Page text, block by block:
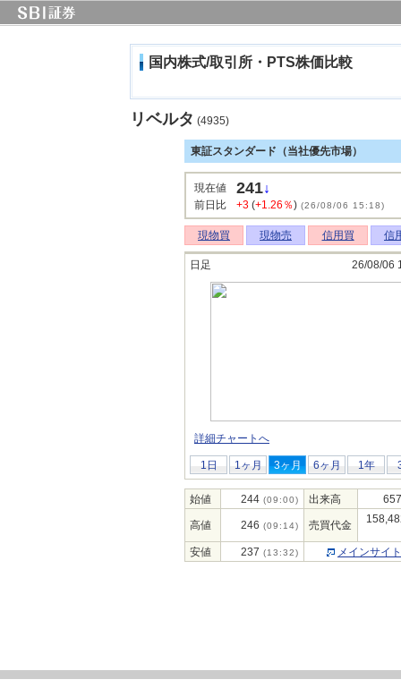
国内株式/取引所・PTS株価比較
リベルタ (4935)
東証スタンダード（当社優先市場）
現在値 241↓
前日比 +3 (+1.26％) (26/08/06 15:18)
現物買 現物売 信用買 信
日足 26/08/06
詳細チャートへ
1日 1ヶ月 3ヶ月 6ヶ月 1年
始値 244 (09:00) 出来高
高値 246 (09:14) 売買代金
安値 237 (13:32) メインサイ